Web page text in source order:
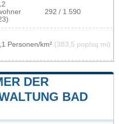
292 / 1 590
Personen/km² (383,5 pop/sq mi)
DER
BAD